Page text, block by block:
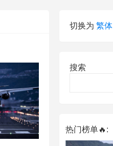
切换为 繁体
搜索
热门榜单🔥: